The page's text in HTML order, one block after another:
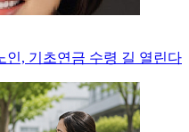
인, 기초연금 수령 길 열린다